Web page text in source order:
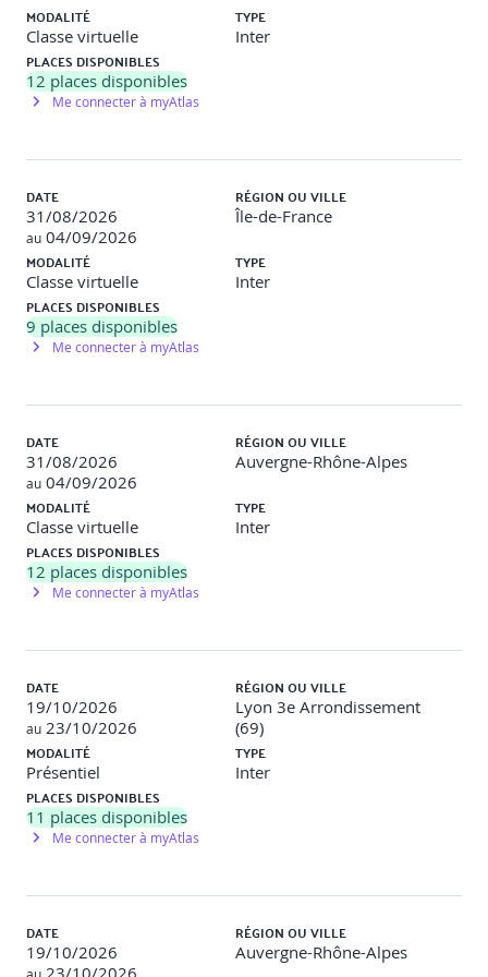
Utiliser le client Web vSphere
Sauvegarder et restaurer vCenter Server
Examiner les permissions de vCenter Server et les
rôles
Présenter les architectures et fonctionnalités de
vSphere
Gérer les objets de l’inventaire vCenter Server et les
licences
Accéder et naviguer dans les nouveaux clients
vSphere
Configuration et gestion des réseaux virtuels
Décrire, créer et gérer les switchs standards
répartition des charges
switchs standards
Décrire les types de connexions des switchs virtuels
Décrire la nouvelle architecture stack TCP/IP
Utiliser les VLANs avec les switchs standards
Configuration et gestion du stockage virtuel
Fibre Channel
Créer et gérer VMFS et les datastores NFS
Décrire les nouvelles fonctionnalités de VMFS 6.5
Présenter le SAN virtuel
Décrire le cryptage des fichiers des machines
Gestion des machines virtuelles
Utiliser les modèles et le clonage pour déployer des
nouvelles machines virtuelles
Modifier et gérer des machines virtuelles
Cloner une machine virtuelle
MODALITÉ
Classe virtuelle
TYPE
Inter
PLACES DISPONIBLES
12 places disponibles
Me connecter à myAtlas
DATE
31/08/2026
au 04/09/2026
RÉGION OU VILLE
Île-de-France
MODALITÉ
Classe virtuelle
TYPE
Inter
PLACES DISPONIBLES
9 places disponibles
Me connecter à myAtlas
DATE
31/08/2026
au 04/09/2026
RÉGION OU VILLE
Auvergne-Rhône-Alpes
MODALITÉ
Classe virtuelle
TYPE
Inter
PLACES DISPONIBLES
12 places disponibles
Me connecter à myAtlas
DATE
19/10/2026
au 23/10/2026
RÉGION OU VILLE
Lyon 3e Arrondissement
(69)
MODALITÉ
Présentiel
TYPE
Inter
PLACES DISPONIBLES
11 places disponibles
Me connecter à myAtlas
DATE
19/10/2026
RÉGION OU VILLE
Auvergne-Rhône-Alpes